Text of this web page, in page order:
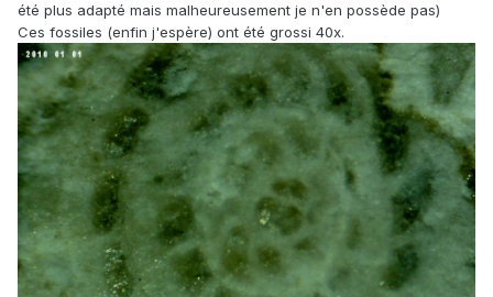
été plus adapté mais malheureusement je n'en possède pas)
Ces fossiles (enfin j'espère) ont été grossi 40x.